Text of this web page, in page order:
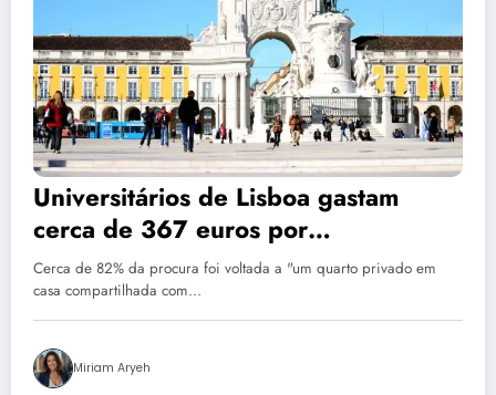
Universitários de Lisboa gastam
cerca de 367 euros por
arrendamento de quarto
Cerca de 82% da procura foi voltada a "um quarto privado em
casa compartilhada com…
Miriam Aryeh